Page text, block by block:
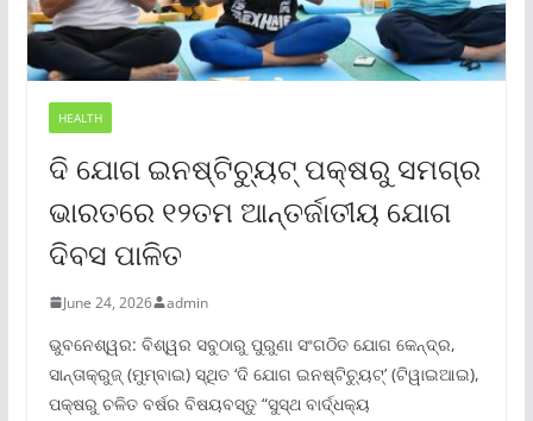
HEALTH
ଦି ଯୋଗ ଇନଷ୍ଟିଚ୍ୟୁଟ୍ ପକ୍ଷରୁ ସମଗ୍ର
ଭାରତରେ ୧୨ତମ ଆନ୍ତର୍ଜାତୀୟ ଯୋଗ
ଦିବସ ପାଳିତ
June 24, 2026 admin
ଭୁବନେଶ୍ୱର: ବିଶ୍ୱର ସବୁଠାରୁ ପୁରୁଣା ସଂଗଠିତ ଯୋଗ କେନ୍ଦ୍ର,
ସାନ୍ତାକ୍ରୁଜ୍ (ମୁମ୍ବାଇ) ସ୍ଥିତ ‘ଦି ଯୋଗ ଇନଷ୍ଟିଚ୍ୟୁଟ୍‌’ (ଟିୱାଇଆଇ),
ପକ୍ଷରୁ ଚଳିତ ବର୍ଷର ବିଷୟବସ୍ତୁ “ସୁସ୍ଥ ବାର୍ଦ୍ଧକ୍ୟ